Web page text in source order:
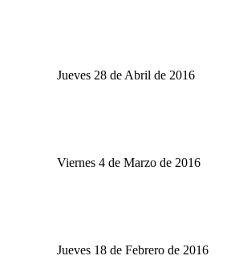
Jueves 28 de Abril de 2016
Viernes 4 de Marzo de 2016
Jueves 18 de Febrero de 2016